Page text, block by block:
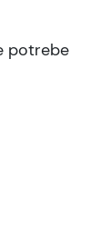
potrebe